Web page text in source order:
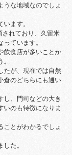
うな地域なのでしょ
ます。
れており、久留米
ています。
飲食店が多いことか
たが、現在では自然
倉のどちらにも通い
し、門司などの大き
いのも特徴になりま
ことがわかるでしょ
た。